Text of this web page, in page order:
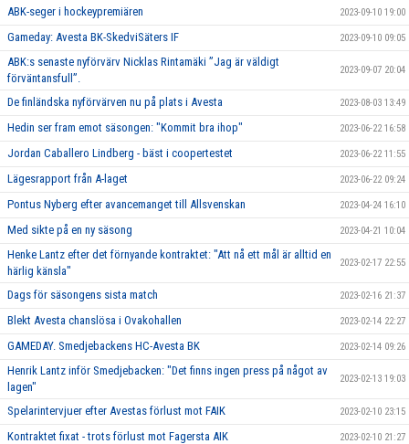
ABK-seger i hockeypremiären 2023-09-10 19:00
Gameday: Avesta BK-SkedviSäters IF 2023-09-10 09:05
ABK:s senaste nyförvärv Nicklas Rintamäki ”Jag är väldigt
förväntansfull”.
2023-09-07 20:04
De finländska nyförvärven nu på plats i Avesta 2023-08-03 13:49
Hedin ser fram emot säsongen: "Kommit bra ihop" 2023-06-22 16:58
Jordan Caballero Lindberg - bäst i coopertestet 2023-06-22 11:55
Lägesrapport från A-laget 2023-06-22 09:24
Pontus Nyberg efter avancemanget till Allsvenskan 2023-04-24 16:10
Med sikte på en ny säsong 2023-04-21 10:04
Henke Lantz efter det förnyande kontraktet: "Att nå ett mål är alltid en
härlig känsla"
2023-02-17 22:55
Dags för säsongens sista match 2023-02-16 21:37
Blekt Avesta chanslösa i Ovakohallen 2023-02-14 22:27
GAMEDAY. Smedjebackens HC-Avesta BK 2023-02-14 09:26
Henrik Lantz inför Smedjebacken: "Det finns ingen press på något av
lagen"
2023-02-13 19:03
Spelarintervjuer efter Avestas förlust mot FAIK 2023-02-10 23:15
Kontraktet fixat - trots förlust mot Fagersta AIK 2023-02-10 21:27